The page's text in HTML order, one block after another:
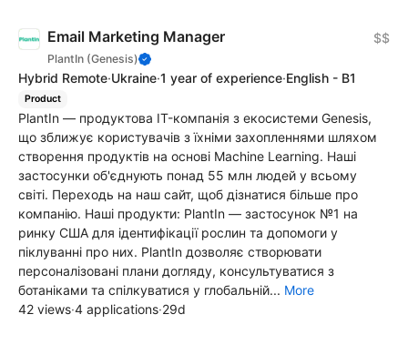
Email Marketing Manager
PlantIn (Genesis)
$$
Hybrid Remote·Ukraine·1 year of experience·English - B1
Product
PlantIn — продуктова IT-компанія з екосистеми Genesis,
що зближує користувачів з їхніми захопленнями шляхом
створення продуктів на основі Machine Learning. Наші
застосунки об'єднують понад 55 млн людей у всьому
світі. Переходь на наш сайт, щоб дізнатися більше про
компанію. Наші продукти: PlantIn — застосунок №1 на
ринку США для ідентифікації рослин та допомоги у
піклуванні про них. PlantIn дозволяє створювати
персоналізовані плани догляду, консультуватися з
ботаніками та спілкуватися у глобальній... More
42 views·4 applications·29d